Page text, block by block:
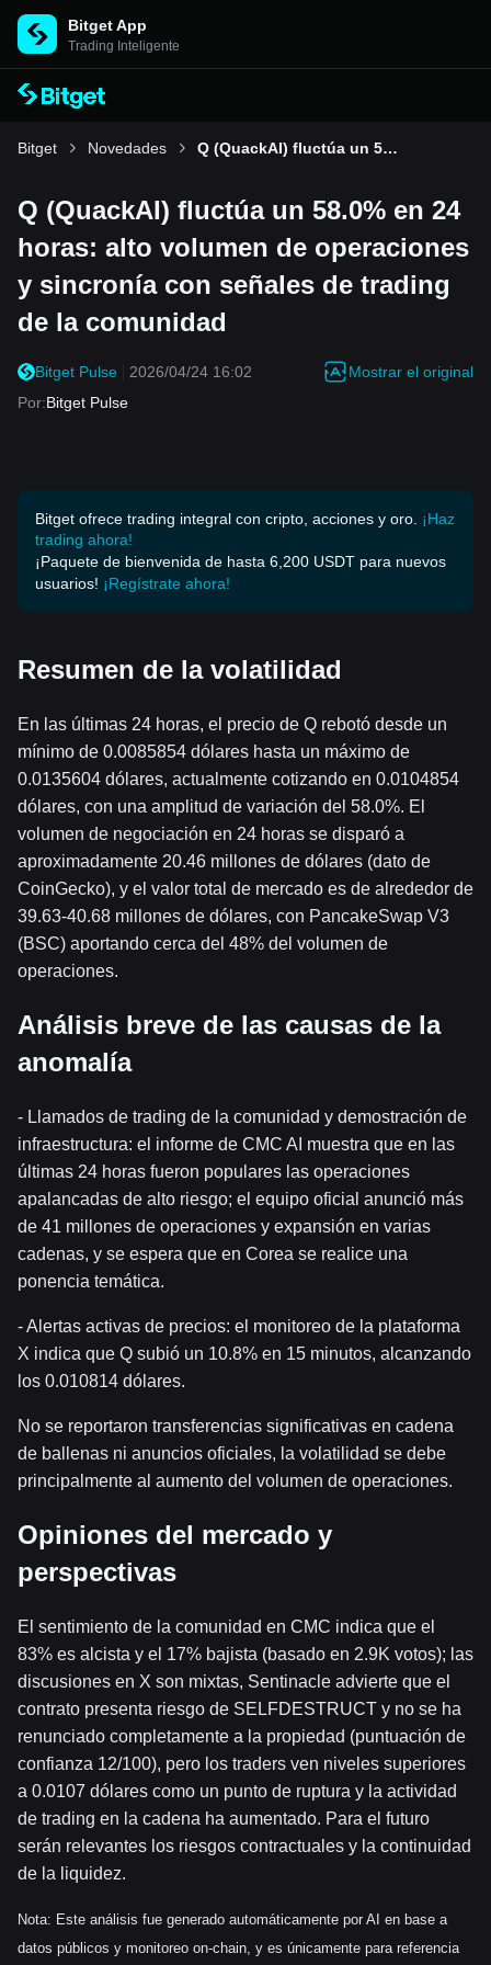
Bitget App
Trading Inteligente
Bitget Novedades Q (QuackAI) fluctúa un 58.0% en 24 horas: alto volumen de operaciones y sincronía con señales de trading de la comunidad
Q (QuackAI) fluctúa un 58.0% en 24
horas: alto volumen de operaciones
y sincronía con señales de trading
de la comunidad
Bitget Pulse 2026/04/24 16:02
Mostrar el original
Por:Bitget Pulse
Bitget ofrece trading integral con cripto, acciones y oro. ¡Haz
trading ahora!
¡Paquete de bienvenida de hasta 6,200 USDT para nuevos
usuarios! ¡Regístrate ahora!
Resumen de la volatilidad
En las últimas 24 horas, el precio de Q rebotó desde un
mínimo de 0.0085854 dólares hasta un máximo de
0.0135604 dólares, actualmente cotizando en 0.0104854
dólares, con una amplitud de variación del 58.0%. El
volumen de negociación en 24 horas se disparó a
aproximadamente 20.46 millones de dólares (dato de
CoinGecko), y el valor total de mercado es de alrededor de
39.63-40.68 millones de dólares, con PancakeSwap V3
(BSC) aportando cerca del 48% del volumen de
operaciones.
Análisis breve de las causas de la
anomalía
- Llamados de trading de la comunidad y demostración de
infraestructura: el informe de CMC AI muestra que en las
últimas 24 horas fueron populares las operaciones
apalancadas de alto riesgo; el equipo oficial anunció más
de 41 millones de operaciones y expansión en varias
cadenas, y se espera que en Corea se realice una
ponencia temática.
- Alertas activas de precios: el monitoreo de la plataforma
X indica que Q subió un 10.8% en 15 minutos, alcanzando
los 0.010814 dólares.
No se reportaron transferencias significativas en cadena
de ballenas ni anuncios oficiales, la volatilidad se debe
principalmente al aumento del volumen de operaciones.
Opiniones del mercado y
perspectivas
El sentimiento de la comunidad en CMC indica que el
83% es alcista y el 17% bajista (basado en 2.9K votos); las
discusiones en X son mixtas, Sentinacle advierte que el
contrato presenta riesgo de SELFDESTRUCT y no se ha
renunciado completamente a la propiedad (puntuación de
confianza 12/100), pero los traders ven niveles superiores
a 0.0107 dólares como un punto de ruptura y la actividad
de trading en la cadena ha aumentado. Para el futuro
serán relevantes los riesgos contractuales y la continuidad
de la liquidez.
Nota: Este análisis fue generado automáticamente por AI en base a
datos públicos y monitoreo on-chain, y es únicamente para referencia